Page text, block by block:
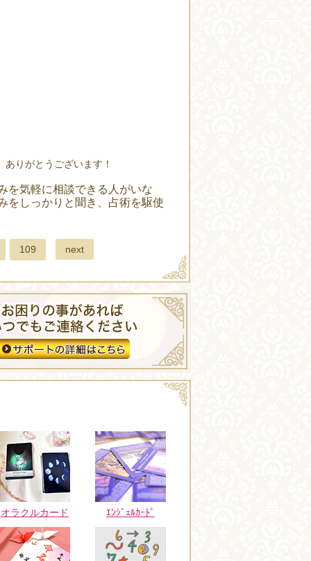
りがとうございます！
を気軽に相談できる人がいな
をしっかりと聞き、占術を駆使
109 next
オラクルカード ｴﾝｼﾞｪﾙｶｰﾄﾞ